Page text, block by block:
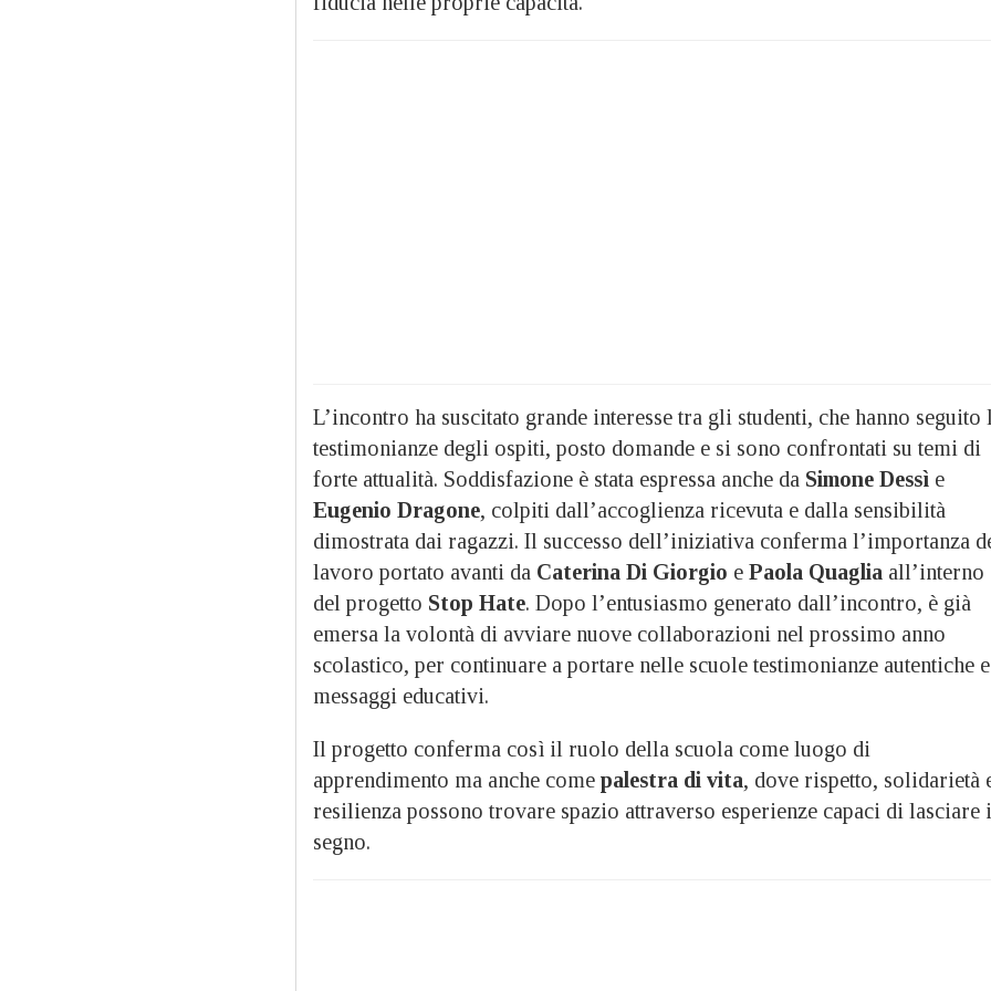
L’incontro ha suscitato grande interesse tra gli studenti, che hanno seguito
testimonianze degli ospiti, posto domande e si sono confrontati su temi di
forte attualità. Soddisfazione è stata espressa anche da Simone Dessì e
Eugenio Dragone, colpiti dall’accoglienza ricevuta e dalla sensibilità
dimostrata dai ragazzi. Il successo dell’iniziativa conferma l’importanza
lavoro portato avanti da Caterina Di Giorgio e Paola Quaglia all’interno
del progetto Stop Hate. Dopo l’entusiasmo generato dall’incontro, è già
emersa la volontà di avviare nuove collaborazioni nel prossimo anno
scolastico, per continuare a portare nelle scuole testimonianze autentiche e
messaggi educativi.
Il progetto conferma così il ruolo della scuola come luogo di
apprendimento ma anche come palestra di vita, dove rispetto, solidarietà
resilienza possono trovare spazio attraverso esperienze capaci di lasciare
segno.